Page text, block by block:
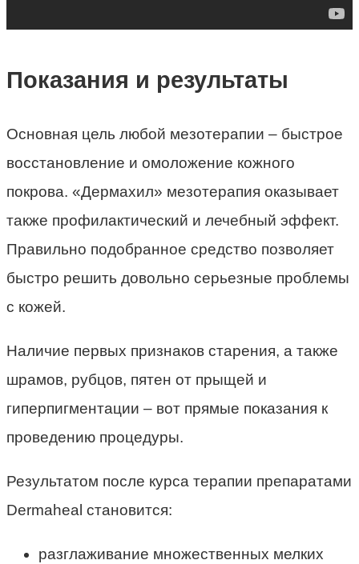
Показания и результаты
Основная цель любой мезотерапии – быстрое
восстановление и омоложение кожного
покрова. «Дермахил» мезотерапия оказывает
также профилактический и лечебный эффект.
Правильно подобранное средство позволяет
быстро решить довольно серьезные проблемы
с кожей.
Наличие первых признаков старения, а также
шрамов, рубцов, пятен от прыщей и
гиперпигментации – вот прямые показания к
проведению процедуры.
Результатом после курса терапии препаратами
Dermaheal становится:
разглаживание множественных мелких